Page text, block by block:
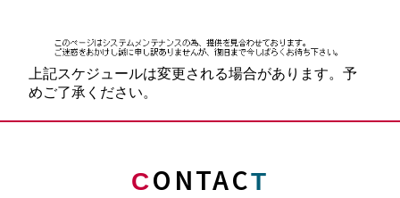
上記スケジュールは変更される場合があります。予
めご了承ください。
CONTACT